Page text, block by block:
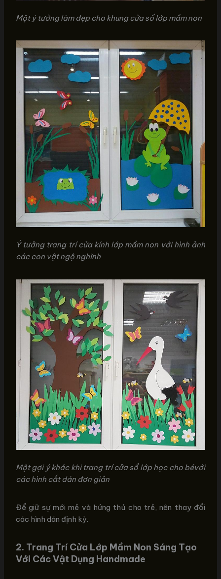
Một ý tưởng làm đẹp cho khung cửa sổ lớp mầm non
Ý tưởng trang trí cửa kính lớp mầm non với hình ảnh
các con vật ngộ nghĩnh
Một gợi ý khác khi trang trí cửa sổ lớp học cho bévới
các hình cắt dán đơn giản
Để giữ sự mới mẻ và hứng thú cho trẻ, nên thay đổi
các hình dán định kỳ.
2. Trang Trí Cửa Lớp Mầm Non Sáng Tạo
Với Các Vật Dụng Handmade